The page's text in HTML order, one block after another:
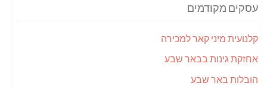
עסקים מקודמים
קלנועית מיני קאר למכירה
אחזקת גינות בבאר שבע
הובלות באר שבע